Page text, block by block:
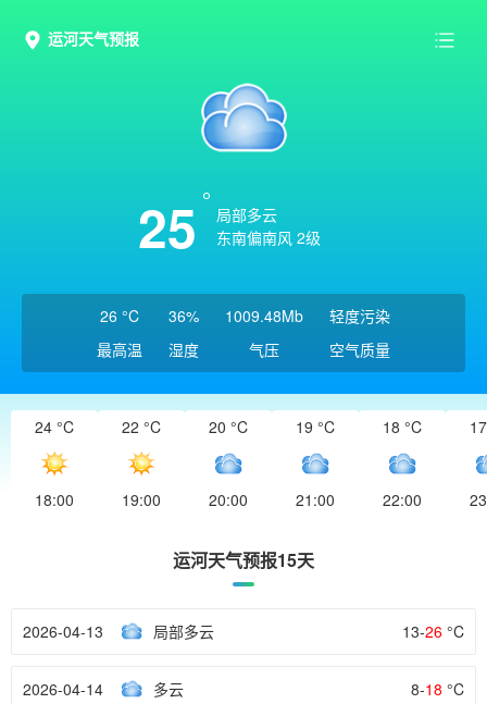
运河天气预报
25
局部多云
东南偏南风 2级
26 °C
最高温
36%
湿度
1009.48Mb
气压
轻度污染
空气质量
24 °C
18:00
22 °C
19:00
20 °C
20:00
19 °C
21:00
18 °C
22:00
运河天气预报15天
2026-04-13 局部多云 13-26 °C
2026-04-14 多云 8-18 °C